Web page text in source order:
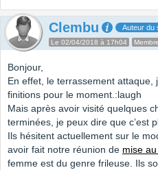
Clembu Auteur du
Le 02/04/2018 à 17h04
Bonjour,
En effet, le terrassement
finitions pour le moment.:laugh
Mais après avoir visité quelques
terminées, je peux dire que c’est
Ils hésitent actuellement sur le
avoir fait notre réunion de mise
femme est du genre frileuse. Ils